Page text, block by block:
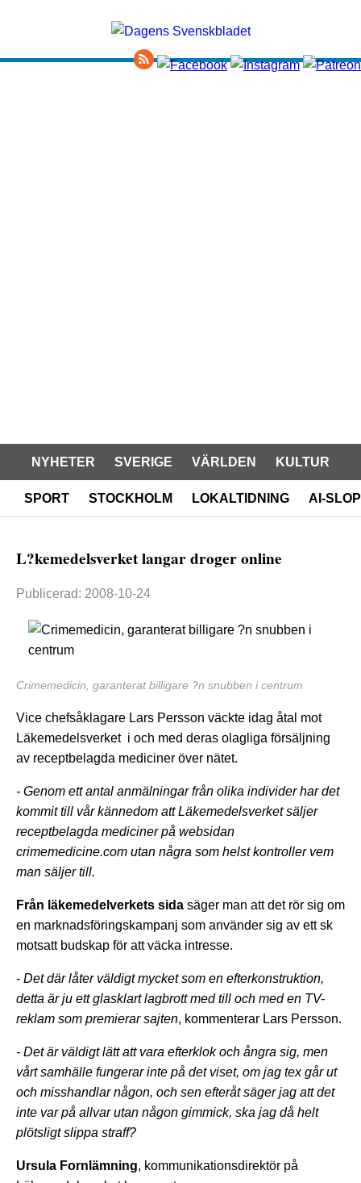
NYHETER SVERIGE VÄRLDEN KULTUR
SPORT STOCKHOLM LOKALTIDNING AI-SLOP
L?kemedelsverket langar droger online
Publicerad: 2008-10-24
Crimemedicin, garanterat billigare ?n snubben i centrum
Vice chefsåklagare Lars Persson väckte idag åtal mot
Läkemedelsverket i och med deras olagliga försäljning
av receptbelagda mediciner över nätet.
- Genom ett antal anmälningar från olika individer har det
kommit till vår kännedom att Läkemedelsverket säljer
receptbelagda mediciner på websidan
crimemedicine.com utan några som helst kontroller vem
man säljer till.
Från läkemedelverkets sida säger man att det rör sig om
en marknadsföringskampanj som använder sig av ett sk
motsatt budskap för att väcka intresse.
- Det där låter väldigt mycket som en efterkonstruktion,
detta är ju ett glasklart lagbrott med till och med en TV-
reklam som premierar sajten, kommenterar Lars Persson.
- Det är väldigt lätt att vara efterklok och ångra sig, men
vårt samhälle fungerar inte på det viset, om jag tex går ut
och misshandlar någon, och sen efteråt säger jag att det
inte var på allvar utan någon gimmick, ska jag då helt
plötsligt slippa straff?
Ursula Fornlämning, kommunikationsdirektör på